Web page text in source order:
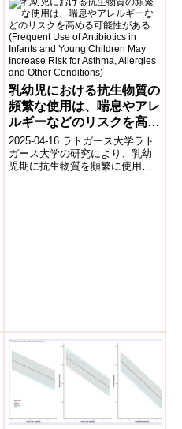
乳幼児における抗生物質の
頻繁な使用は、喘息やアレ
ルギーなどのリスクを高め
る可能性がある(Frequent
Use of Antibiotics in
Infants and Young
2025-04-16 ラトガース大学ラト
ガース大学の研究により、乳幼
児期に抗生物質を頻繁に使用す